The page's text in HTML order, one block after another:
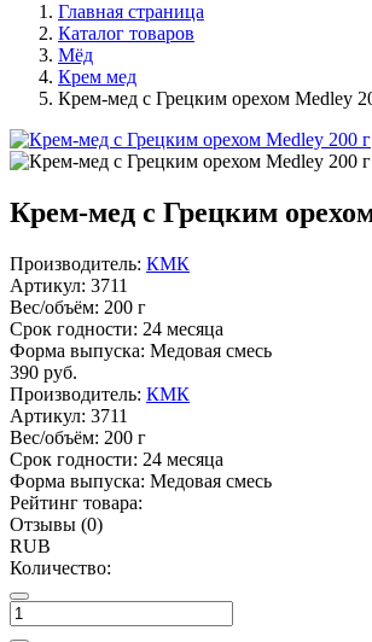
Главная страница
Каталог товаров
Мёд
Крем мед
Крем-мед с Грецким орехом Medley
Крем-мед с Грецким
Производитель: КМК
Артикул: 3711
Вес/объём: 200 г
Срок годности: 24 месяца
Форма выпуска: Медовая смесь
390 руб.
Производитель: КМК
Артикул: 3711
Вес/объём: 200 г
Срок годности: 24 месяца
Форма выпуска: Медовая смесь
Рейтинг товара:
Отзывы (0)
RUB
Количество: